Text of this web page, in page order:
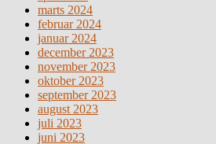
marts 2024
februar 2024
januar 2024
december 2023
november 2023
oktober 2023
september 2023
august 2023
juli 2023
juni 2023